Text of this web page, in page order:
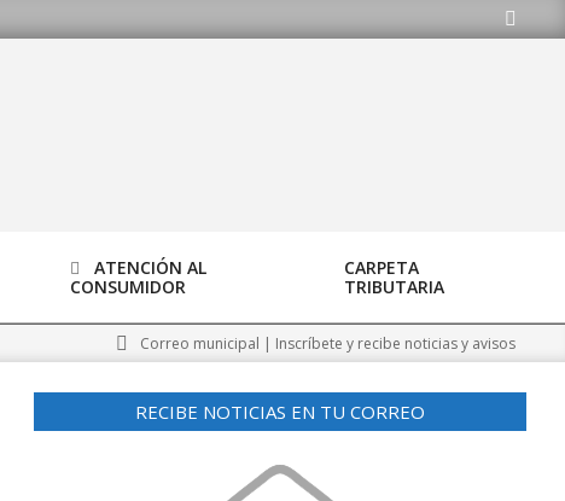
Buscar
ATENCIÓN AL
CONSUMIDOR
CARPETA
TRIBUTARIA
Correo municipal | Inscríbete y recibe noticias y avisos
RECIBE NOTICIAS EN TU CORREO